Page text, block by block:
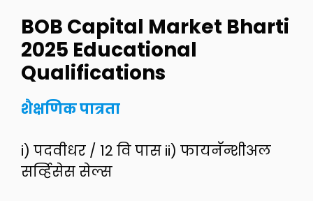
BOB Capital Market Bharti
2025 Educational
Qualifications
शैक्षणिक पात्रता
i) पदवीधर / 12 वि पास ii) फायनॅन्शीअल
सर्व्हिसेस सेल्स